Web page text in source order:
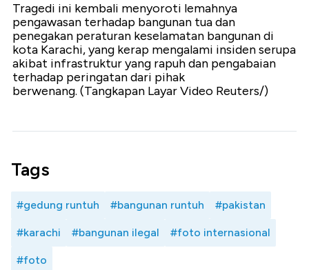
Tragedi ini kembali menyoroti lemahnya
pengawasan terhadap bangunan tua dan
penegakan peraturan keselamatan bangunan di
kota Karachi, yang kerap mengalami insiden serupa
akibat infrastruktur yang rapuh dan pengabaian
terhadap peringatan dari pihak
berwenang. (Tangkapan Layar Video Reuters/)
Tags
#gedung runtuh #bangunan runtuh #pakistan
#karachi #bangunan ilegal #foto internasional
#foto